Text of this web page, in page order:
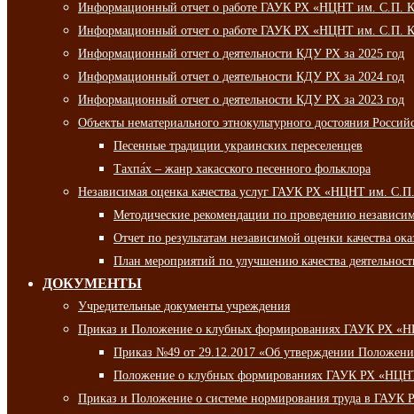
Информационный отчет о работе ГАУК РХ «НЦНТ им. С.П.
Информационный отчет о работе ГАУК РХ «НЦНТ им. С.П.
Информационный отчет о деятельности КДУ РХ за 2025 год
Информационный отчет о деятельности КДУ РХ за 2024 год
Информационный отчет о деятельности КДУ РХ за 2023 год
Объекты нематериального этнокультурного достояния
Песенные традиции украинских переселенцев
Тахпа́х – жанр хакасского песенного фольклора
Независимая оценка качества услуг ГАУК РХ «НЦНТ им.
Методические рекомендации по проведению
Отчет по результатам независимой оценки качества
План мероприятий по улучшению качества
ДОКУМЕНТЫ
Учредительные документы учреждения
Приказ и Положение о клубных формированиях ГАУК РХ
Приказ №49 от 29.12.2017 «Об утверждении
Положение о клубных формированиях ГАУК РХ
Приказ и Положение о системе нормирования труда в